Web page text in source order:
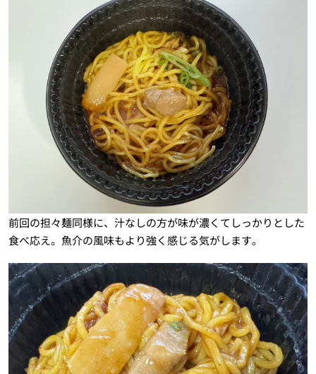
前回の担々麺同様に、汁なしの方が味が濃くてしっかりとした
食べ応え。魚介の風味もより強く感じる気がします。